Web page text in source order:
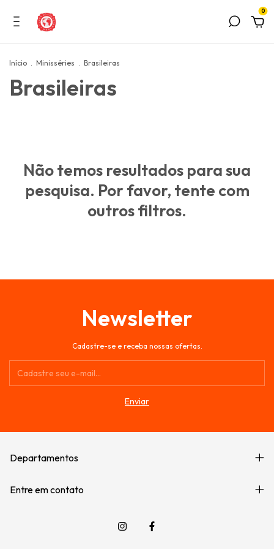
0
Início . Minisséries . Brasileiras
Brasileiras
Não temos resultados para sua
pesquisa. Por favor, tente com
outros filtros.
Newsletter
Cadastre-se e receba nossas ofertas.
Departamentos
Entre em contato